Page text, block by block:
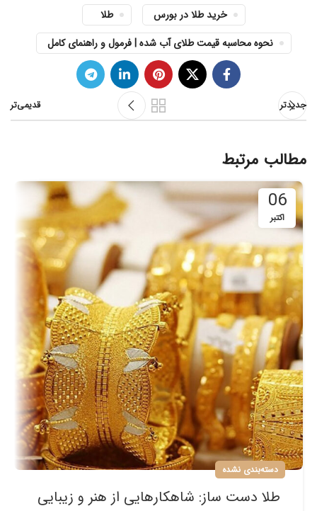
خرید طلا در بورس
طلا
نحوه محاسبه قیمت طلای آب شده | فرمول و راهنمای کامل
جدیدتر قدیمی‌تر
مطالب مرتبط
06
اکتبر
دسته‌بندی نشده
طلا دست ساز: شاهکارهایی از هنر و زیبایی